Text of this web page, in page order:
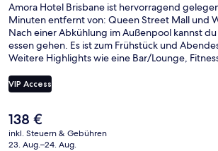
Amora Hotel Brisbane ist hervorragend
Minuten entfernt von: Queen Street Mall und
Nach einer Abkühlung im Außenpool kannst
essen gehen. Es ist zum Frühstück und
Weitere Highlights wie eine Bar/Lounge,
Reisende lieben die bequemen Betten und das
Personal.
VIP Access
Der
aktuelle
Preis
138 €
inkl. Steuern & Gebühren
23. Aug.–24. Aug.